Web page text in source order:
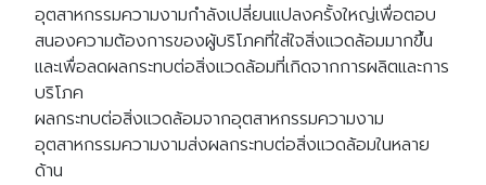
อุตสาหกรรมความงามกำลังเปลี่ยนแปลงครั้งใหญ่เพื่อตอบ
สนองความต้องการของผู้บริโภคที่ใส่ใจสิ่งแวดล้อมมากขึ้น
และเพื่อลดผลกระทบต่อสิ่งแวดล้อมที่เกิดจากการผลิตและการ
บริโภค
ผลกระทบต่อสิ่งแวดล้อมจากอุตสาหกรรมความงาม
อุตสาหกรรมความงามส่งผลกระทบต่อสิ่งแวดล้อมในหลาย
ด้าน